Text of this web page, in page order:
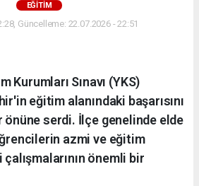
EĞİTİM
Güncelleme: 22.07.2026 - 22:51
Kurumları Sınavı (YKS)
eğitim alanındaki başarısını
önüne serdi. İlçe genelinde elde
azmi ve eğitim
önemli bir